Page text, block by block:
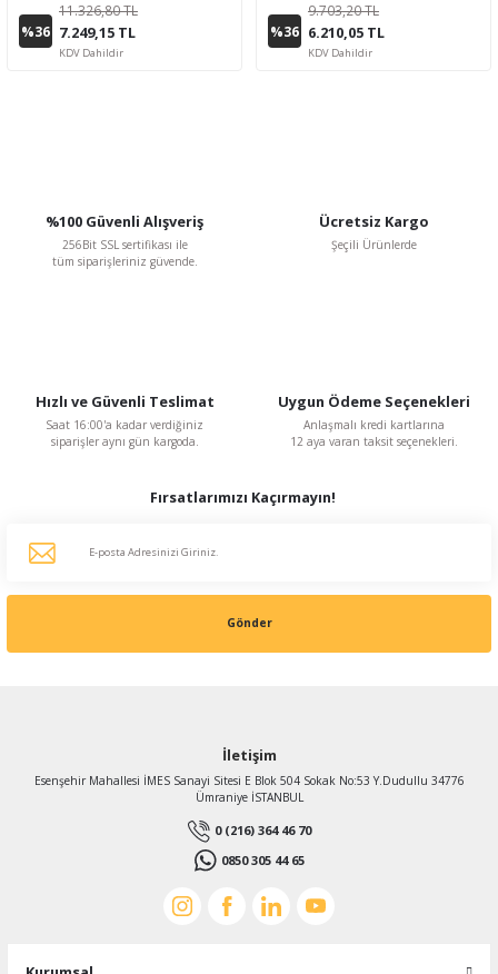
%36
11.326,80 TL
7.249,15 TL
KDV Dahildir
%36
9.703,20 TL
6.210,05 TL
KDV Dahildir
%100 Güvenli Alışveriş
256Bit SSL sertifikası ile
tüm siparişleriniz güvende.
Ücretsiz Kargo
Şeçili Ürünlerde
Hızlı ve Güvenli Teslimat
Saat 16:00'a kadar verdiğiniz
siparişler aynı gün kargoda.
Uygun Ödeme Seçenekleri
Anlaşmalı kredi kartlarına
12 aya varan taksit seçenekleri.
Fırsatlarımızı Kaçırmayın!
Gönder
İletişim
Esenşehir Mahallesi İMES Sanayi Sitesi E Blok 504 Sokak No:53 Y.Dudullu 34776
Ümraniye İSTANBUL
0 (216) 364 46 70
0850 305 44 65